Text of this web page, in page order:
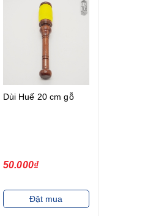
Dùi Huế 20 cm gỗ
50.000₫
Đặt mua